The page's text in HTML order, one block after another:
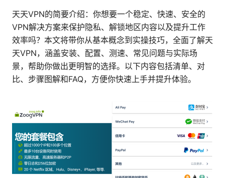
天天VPN的简要介绍：你想要一个稳定、快速、安全的
VPN解决方案来保护隐私、解锁地区内容以及提升工作
效率吗？本文将带你从基本概念到实操技巧，全面了解天
天VPN，涵盖安装、配置、测速、常见问题与实际场
景，帮助你做出更明智的选择。以下内容包括清单、对
比、步骤图解和FAQ，方便你快速上手并提升体验。